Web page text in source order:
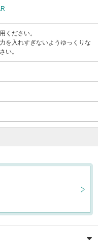
ください。
を入れすぎないようゆっくりな
い。